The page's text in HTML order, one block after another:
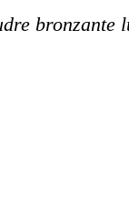
bronzante